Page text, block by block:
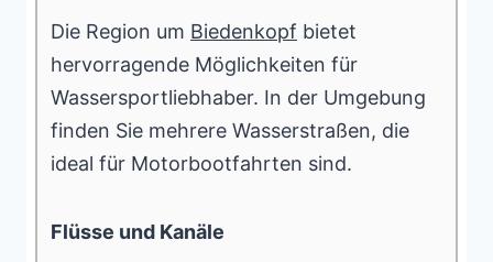
Die Region um Biedenkopf bietet
hervorragende Möglichkeiten für
Wassersportliebhaber. In der Umgebung
finden Sie mehrere Wasserstraßen, die
ideal für Motorbootfahrten sind.
Flüsse und Kanäle